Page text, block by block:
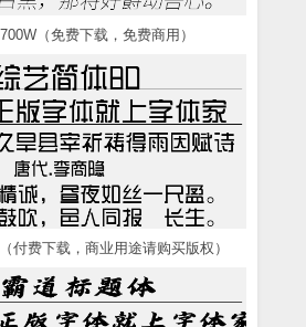
（免费下载，免费商用）
付费下载，商业用途请购买版权）